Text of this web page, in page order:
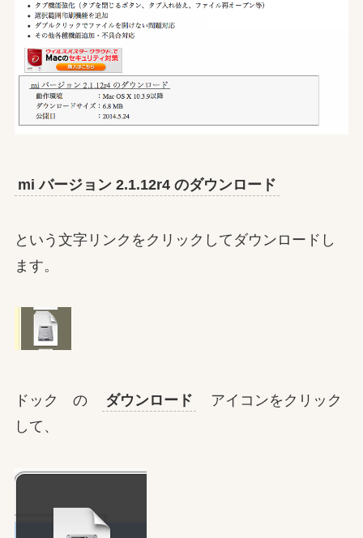
mi バージョン 2.1.12r4 のダウンロード
という文字リンクをクリックしてダウンロードし
ます。
ドック の ダウンロード
アイコンをクリック
して、